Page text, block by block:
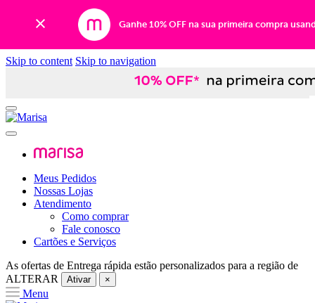
Ganhe 10% OFF na sua primeira compra
Skip to content Skip to navigation
Meus Pedidos
Nossas Lojas
Atendimento
Como comprar
Fale conosco
Cartões e Serviços
As ofertas de Entrega rápida estão personalizados para a região de
ALTERAR
Ativar ×
Menu